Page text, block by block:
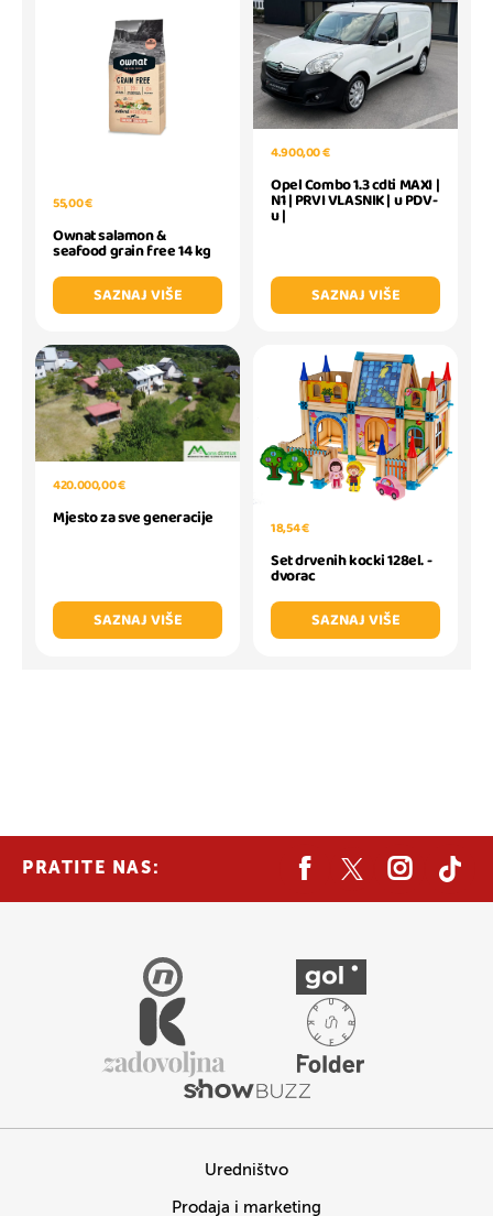
55,00 €
Ownat salamon &
seafood grain free 14 kg
SAZNAJ VIŠE
4.900,00 €
Opel Combo 1.3 cdti MAXI |
N1 | PRVI VLASNIK | u PDV-
u |
SAZNAJ VIŠE
420.000,00 €
Mjesto za sve generacije
SAZNAJ VIŠE
18,54 €
Set drvenih kocki 128el. -
dvorac
SAZNAJ VIŠE
PRATITE NAS:
Uredništvo
Prodaja i marketing